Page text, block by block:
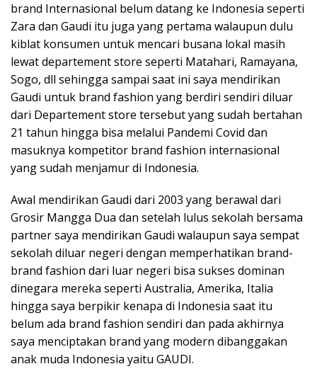
brand Internasional belum datang ke Indonesia seperti
Zara dan Gaudi itu juga yang pertama walaupun dulu
kiblat konsumen untuk mencari busana lokal masih
lewat departement store seperti Matahari, Ramayana,
Sogo, dll sehingga sampai saat ini saya mendirikan
Gaudi untuk brand fashion yang berdiri sendiri diluar
dari Departement store tersebut yang sudah bertahan
21 tahun hingga bisa melalui Pandemi Covid dan
masuknya kompetitor brand fashion internasional
yang sudah menjamur di Indonesia.
Awal mendirikan Gaudi dari 2003 yang berawal dari
Grosir Mangga Dua dan setelah lulus sekolah bersama
partner saya mendirikan Gaudi walaupun saya sempat
sekolah diluar negeri dengan memperhatikan brand-
brand fashion dari luar negeri bisa sukses dominan
dinegara mereka seperti Australia, Amerika, Italia
hingga saya berpikir kenapa di Indonesia saat itu
belum ada brand fashion sendiri dan pada akhirnya
saya menciptakan brand yang modern dibanggakan
anak muda Indonesia yaitu GAUDI.